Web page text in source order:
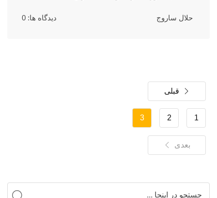
حلال ساروج دیدگاه ها: 0
قبلی
1
2
3
بعدی